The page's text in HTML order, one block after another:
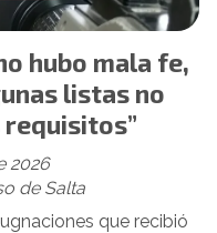
hubo mala fe,
listas no
de Salta
2026
que recibió